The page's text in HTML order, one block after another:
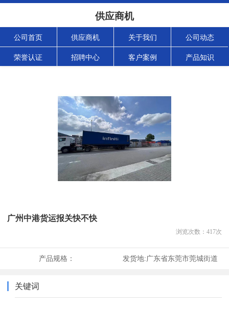
供应商机
公司首页 供应商机 关于我们 公司动态
荣誉认证 招聘中心 客户案例 产品知识
广州中港货运报关快不快
浏览次数： 417次
产品规格： 发货地:广东省东莞市莞城街道
关键词